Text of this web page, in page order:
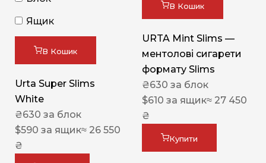
Ящик
В Кошик
Urta Super Slims
White
₴630 за блок
$590 за ящик≈ 26 550
₴
В Кошик
URTA Mint Slims —
ментолові сигарети
формату Slims
₴630 за блок
$610 за ящик≈ 27 450
₴
Купити